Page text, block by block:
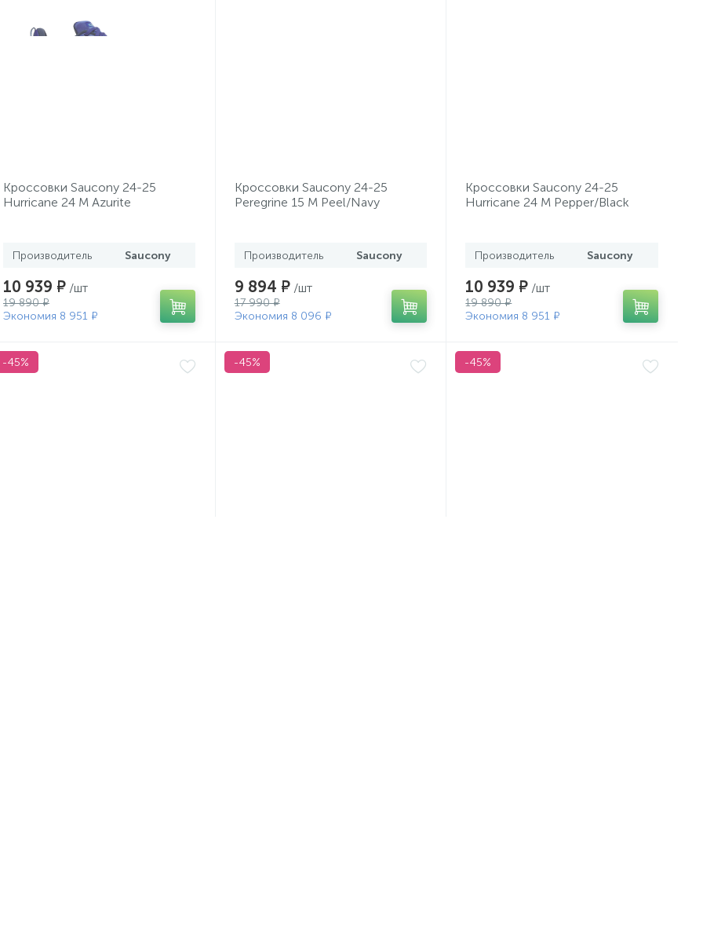
Кроссовки Saucony 24-25
Hurricane 24 M Azurite
Производитель Saucony
10 939 ₽ /шт
19 890 ₽
Экономия 8 951 ₽
Кроссовки Saucony 24-25
Peregrine 15 M Peel/Navy
Производитель Saucony
9 894 ₽ /шт
17 990 ₽
Экономия 8 096 ₽
Кроссовки Saucony 24-25
Hurricane 24 M Pepper/Black
Производитель Saucony
10 939 ₽ /шт
19 890 ₽
Экономия 8 951 ₽
-45% -45% -45%